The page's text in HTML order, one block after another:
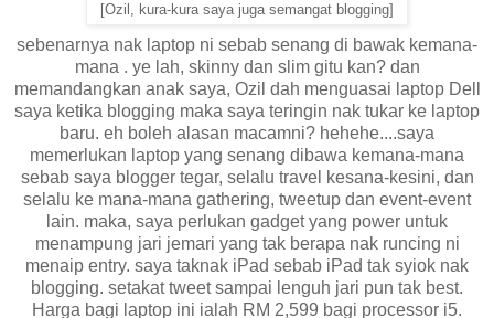
[Ozil, kura-kura saya juga semangat blogging]
sebenarnya nak laptop ni sebab senang di bawak kemana-
mana . ye lah, skinny dan slim gitu kan? dan
memandangkan anak saya, Ozil dah menguasai laptop Dell
saya ketika blogging maka saya teringin nak tukar ke laptop
baru. eh boleh alasan macamni? hehehe....saya
memerlukan laptop yang senang dibawa kemana-mana
sebab saya blogger tegar, selalu travel kesana-kesini, dan
selalu ke mana-mana gathering, tweetup dan event-event
lain. maka, saya perlukan gadget yang power untuk
menampung jari jemari yang tak berapa nak runcing ni
menaip entry. saya taknak iPad sebab iPad tak syiok nak
blogging. setakat tweet sampai lenguh jari pun tak best.
Harga bagi laptop ini ialah RM 2,599 bagi processor i5.